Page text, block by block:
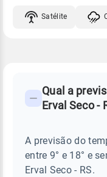
Satélite
TEMPO
Perguntas
sobre
chuva
Qual a
Erval Seco -
A previsão do
entre 9° e 18° e
Erval Seco - RS.